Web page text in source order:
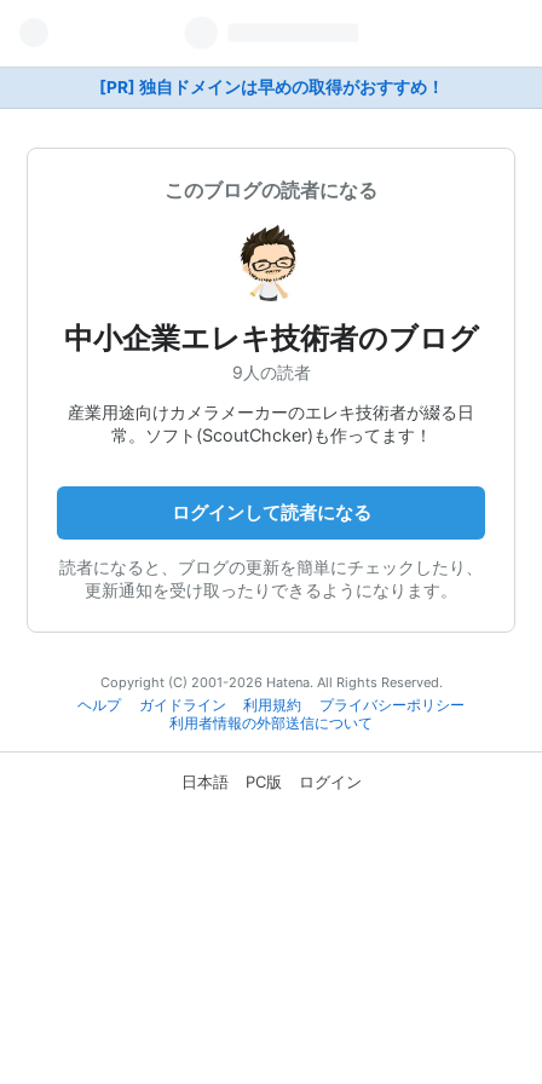
[PR] 独自ドメインは早めの取得がおすすめ！
このブログの読者になる
中小企業エレキ技術者のブログ
9人の読者
産業用途向けカメラメーカーのエレキ技術者が綴る日
常。ソフト(ScoutChcker)も作ってます！
ログインして読者になる
読者になると、ブログの更新を簡単にチェックしたり、
更新通知を受け取ったりできるようになります。
Copyright (C) 2001-2026 Hatena. All Rights Reserved.
ヘルプ
ガイドライン 利用規約
プライバシーポリシー
利用者情報の外部送信について
日本語 PC版 ログイン